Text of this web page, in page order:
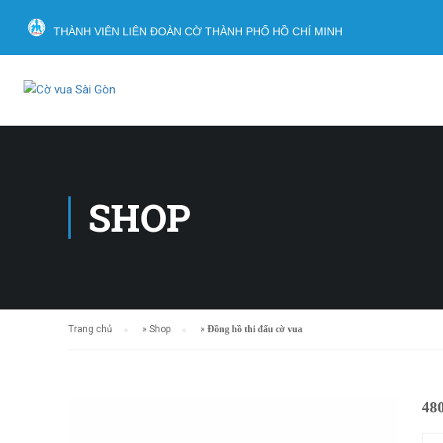
THÀNH VIÊN LIÊN ĐOÀN CỜ THÀNH PHỐ HỒ CHÍ MINH
SHOP
Trang chủ » Shop » Đồng hồ thi đấu cờ vua